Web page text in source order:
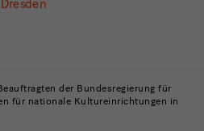
Dresden
der Bundesregierung für
für nationale Kultureinrichtungen in